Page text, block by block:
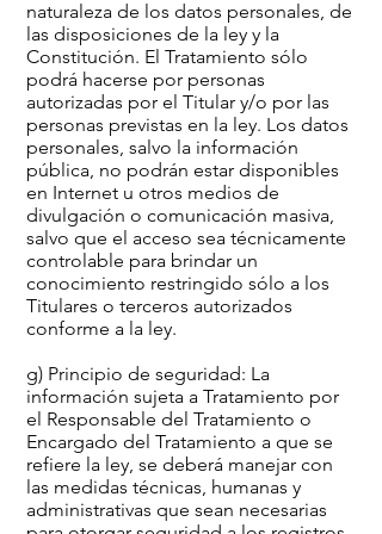
naturaleza de los datos personales, de
las disposiciones de la ley y la
Constitución. El Tratamiento sólo
podrá hacerse por personas
autorizadas por el Titular y/o por las
personas previstas en la ley. Los datos
personales, salvo la información
pública, no podrán estar disponibles
en Internet u otros medios de
divulgación o comunicación masiva,
salvo que el acceso sea técnicamente
controlable para brindar un
conocimiento restringido sólo a los
Titulares o terceros autorizados
conforme a la ley.
g) Principio de seguridad: La
información sujeta a Tratamiento por
el Responsable del Tratamiento o
Encargado del Tratamiento a que se
refiere la ley, se deberá manejar con
las medidas técnicas, humanas y
administrativas que sean necesarias